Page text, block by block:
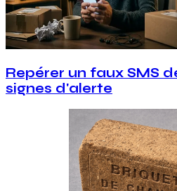
Repérer un faux SMS
signes d'alerte